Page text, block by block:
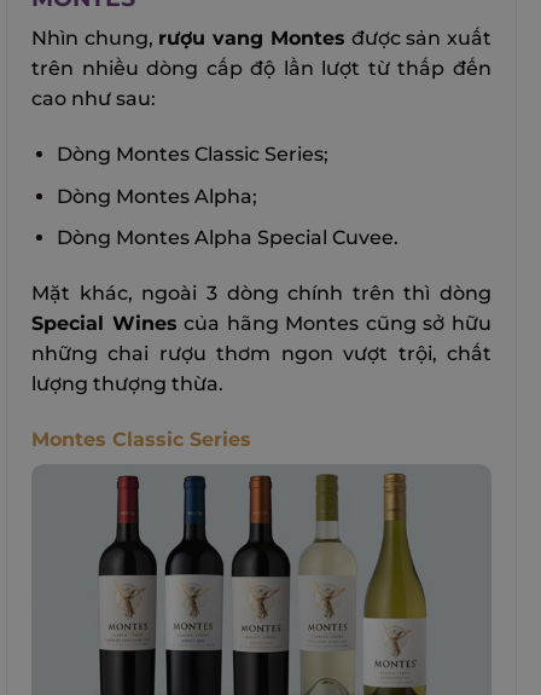
Nhìn chung, rượu vang Montes được sản xuất
trên nhiều dòng cấp độ lần lượt từ thấp đến
cao như sau:
Dòng Montes Classic Series;
Dòng Montes Alpha;
Dòng Montes Alpha Special Cuvee.
Mặt khác, ngoài 3 dòng chính trên thì dòng
Special Wines của hãng Montes cũng sở hữu
những chai rượu thơm ngon vượt trội, chất
lượng thượng thừa.
Montes Classic Series